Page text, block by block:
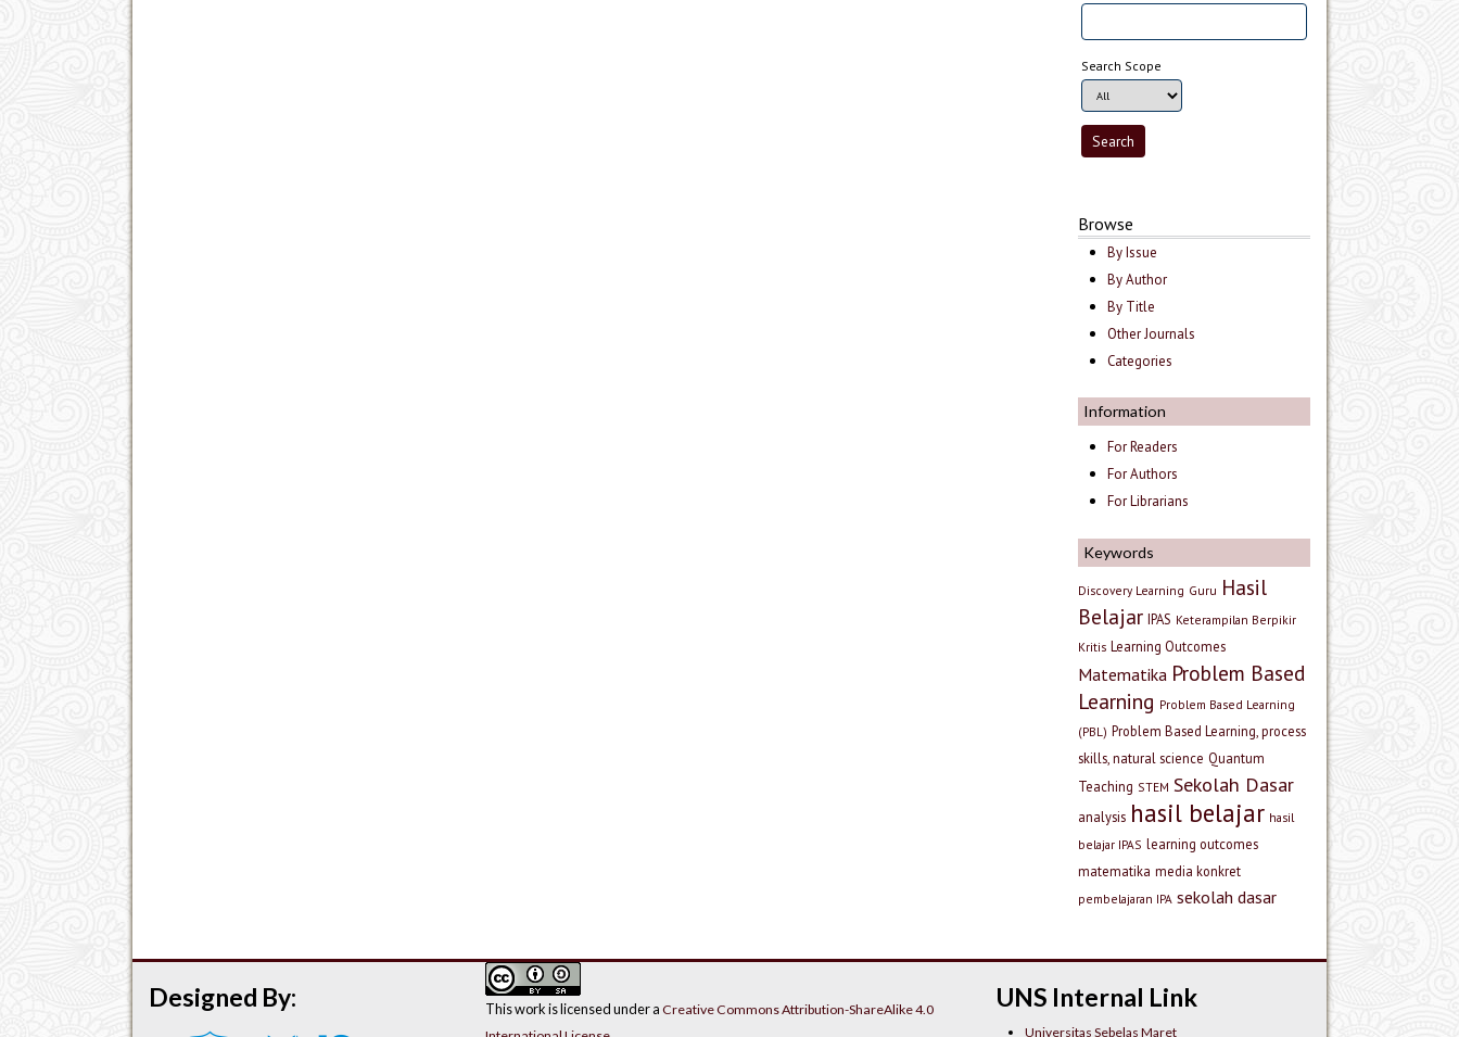
Search Scope
Browse
By Issue
By Author
By Title
Other Journals
Categories
Information
For Readers
For Authors
For Librarians
Keywords
Discovery Learning Guru Hasil
Belajar IPAS Keterampilan Berpikir
Kritis Learning Outcomes
Matematika Problem Based
Learning Problem Based Learning
(PBL) Problem Based Learning, process
skills, natural science Quantum
Teaching STEM Sekolah Dasar
analysis hasil belajar hasil
belajar IPAS learning outcomes
matematika media konkret
pembelajaran IPA sekolah dasar
UNS Internal Link
Universitas Sebelas Maret
This work is licensed under aCreative Commons Attribution-ShareAlike 4.0
Designed By: